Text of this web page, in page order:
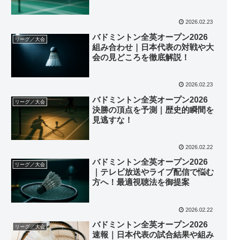
2026.02.23
リーグ／大会
バドミントン全英オープン2026
組み合わせ｜日本代表の対戦や大
会の見どころを徹底解説！
2026.02.23
リーグ／大会
バドミントン全英オープン2026
決勝の頂点を予測｜歴史的瞬間を
見逃すな！
2026.02.22
リーグ／大会
バドミントン全英オープン2026
｜テレビ放送やライブ配信で悩む
方へ！最適視聴法を御提案
2026.02.22
リーグ／大会
バドミントン全英オープン2026
速報｜日本代表の試合結果や組み